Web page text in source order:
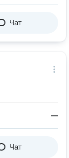
Чат
—
Чат